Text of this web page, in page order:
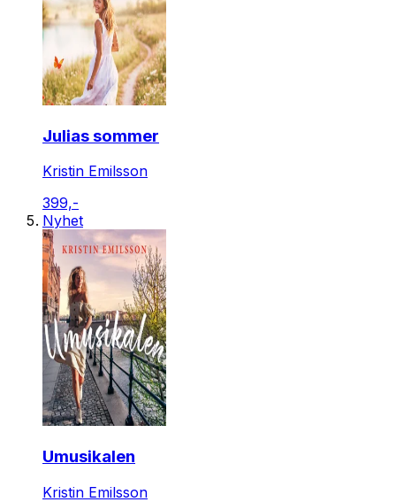
Julias sommer
Kristin Emilsson
399,-
Nyhet
Umusikalen
Kristin Emilsson